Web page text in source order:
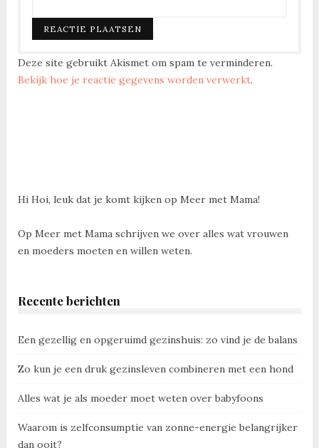
Deze site gebruikt Akismet om spam te verminderen.
Bekijk hoe je reactie gegevens worden verwerkt.
Hi Hoi, leuk dat je komt kijken op Meer met Mama!
Op Meer met Mama schrijven we over alles wat vrouwen
en moeders moeten en willen weten.
Recente berichten
Een gezellig en opgeruimd gezinshuis: zo vind je de balans
Zo kun je een druk gezinsleven combineren met een hond
Alles wat je als moeder moet weten over babyfoons
Waarom is zelfconsumptie van zonne-energie belangrijker
dan ooit?